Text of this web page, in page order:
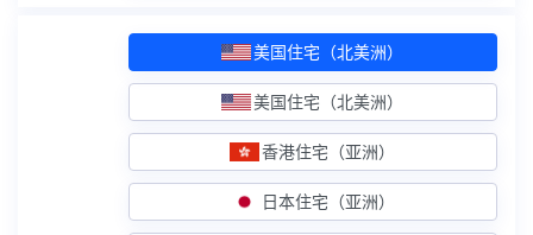
马来西亚住宅（东南亚）
英国住宅（欧洲）
德国住宅（欧洲）
法国住宅（欧洲） 住宅IP+双ISP认证
美国住宅（北美洲）
美国住宅（北美洲）
香港住宅（亚洲）
日本住宅（亚洲）